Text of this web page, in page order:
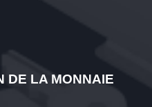
DE LA MONNAIE